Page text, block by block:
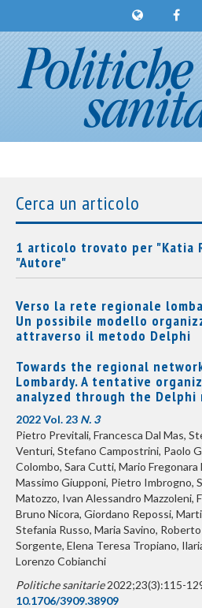
Cerca un articolo
1 articolo trovato per "Katia
"Autore"
Verso la rete regionale
Un possibile modello
attraverso il metodo Delphi
Towards the regional
Lombardy. A tentative
analyzed through the Delphi
2022 Vol. 23 N. 3
Pietro Previtali, Francesca Dal Mas,
Venturi, Stefano Campostrini, Paolo
Colombo, Sara Cutti, Mario Fregonara
Massimo Giupponi, Pietro Imbrogno,
Matozzo, Ivan Alessandro Mazzoleni,
Bruno Nicora, Giordano Repossi,
Stefania Russo, Maria Savino,
Sorgente, Elena Teresa Tropiano,
Lorenzo Cobianchi
Politiche sanitarie2022;23(3):115-
10.1706/3909.38909